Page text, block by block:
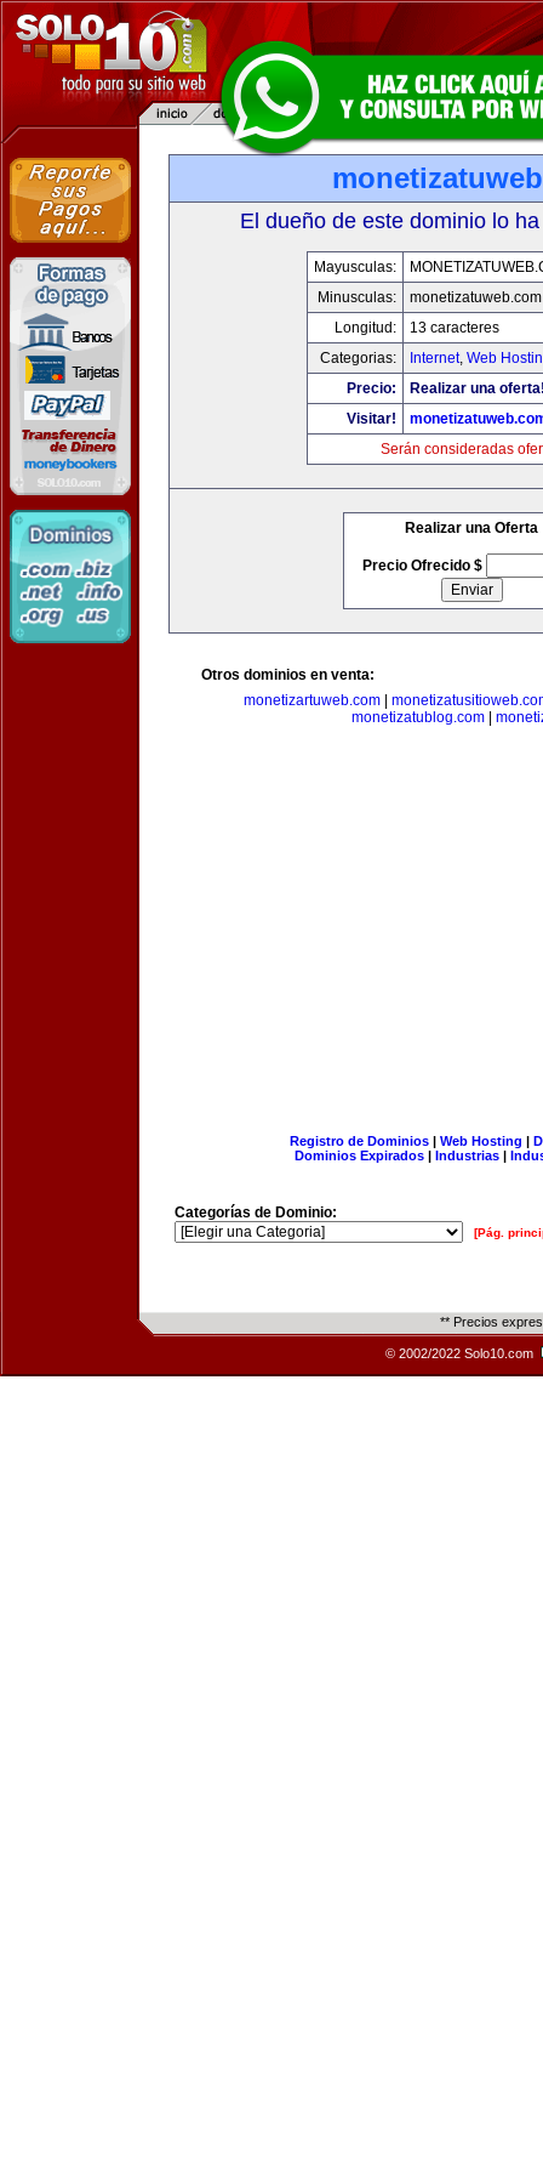
El dueño de este dominio lo
Mayusculas:
Minusculas:
monetizatuweb.com
Longitud:
13 caracteres
Categorias:
Internet, Web
Precio:
Realizar una
Visitar!
Serán consideradas
Realizar una Oferta
Precio Ofrecido $
Otros dominios en venta:
monetizartuweb.com|
monetizatublog.com|
Registro de Dominios| Web Hosting |
Dominios Expirados | Industrias |
Categorías de Dominio:
[Pág.
** Precios
© 2002/2022 Solo10.com